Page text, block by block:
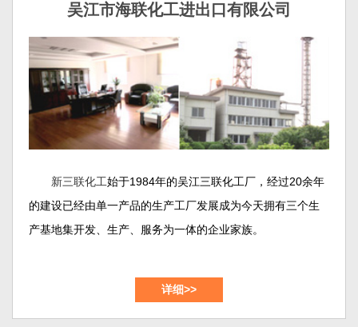
吴江市海联化工进出口有限公司
新三联化工始于1984年的吴江三联化工厂，经过20余年
的建设已经由单一产品的生产工厂发展成为今天拥有三个生
产基地集开发、生产、服务为一体的企业家族。
吴江市新三联化工有限公司和吴江市海联化工进出口有
限公司位于苏州大市的南面，紧邻上海、交通便利、风景秀
详细>>